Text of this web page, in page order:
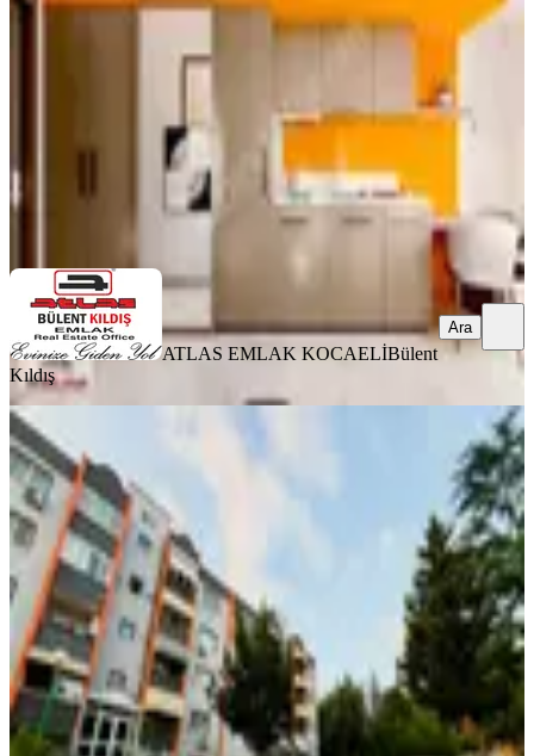
·2. Kat·07.08.2026
ATLAS EMLAK KOCAELİ Bülent Kıldış
ATLAS EMLAK KOCAELİBülent
Kıldış
Ara
YENİ
Yenilenmiş 2+1 Satılık Daire |
Masrafsız
İzmit, Akarca Mahallesi
2+1·85 m²
4.150.000 ₺
REMAX TRUE Remax True